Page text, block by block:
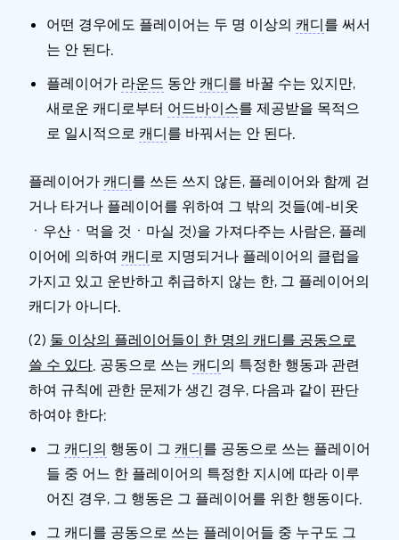
어떤 경우에도 플레이어는 두 명 이상의 캐디를 써서
는 안 된다.
플레이어가 라운드 동안 캐디를 바꿀 수는 있지만,
새로운 캐디로부터 어드바이스를 제공받을 목적으
로 일시적으로 캐디를 바꿔서는 안 된다.
플레이어가 캐디를 쓰든 쓰지 않든, 플레이어와 함께 걷
거나 타거나 플레이어를 위하여 그 밖의 것들(예-비옷
ㆍ우산ㆍ먹을 것ㆍ마실 것)을 가져다주는 사람은, 플레
이어에 의하여 캐디 로 지명되거나 플레이어의 클럽을
가지고 있고 운반하고 취급하지 않는 한, 그 플레이어의
캐디가 아니다.
(2) 둘 이상의 플레이어들이 한 명의 캐디를 공동으로
쓸 수 있다 . 공동으로 쓰는 캐디의 특정한 행동과 관련
하여 규칙에 관한 문제가 생긴 경우, 다음과 같이 판단
하여야 한다:
그 캐디의 행동이 그 캐디를 공동으로 쓰는 플레이어
들 중 어느 한 플레이어의 특정한 지시에 따라 이루
어진 경우, 그 행동은 그 플레이어를 위한 행동이다.
그 캐디를 공동으로 쓰는 플레이어들 중 누구도 그